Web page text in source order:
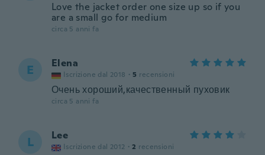
Love the jacket order one size up so if you
are a small go for medium
circa 5 anni fa
E Elena
Iscrizione dal 2018 · 5 recensioni
Очень хороший,качественный пуховик
circa 5 anni fa
L Lee
Iscrizione dal 2012 · 2 recensioni